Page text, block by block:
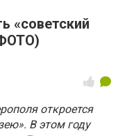
«советский
откроется
В этом году